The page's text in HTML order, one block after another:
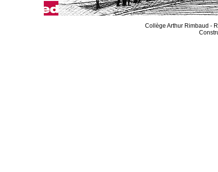
Collège Arthur Rimbaud -